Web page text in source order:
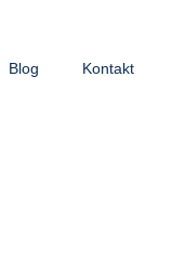
Blog Kontakt